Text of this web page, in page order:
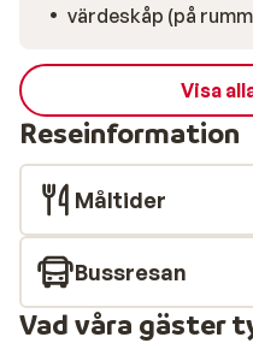
värdeskåp (på
Visa
Reseinformation
Måltider
Bussresan
Vad våra gäster